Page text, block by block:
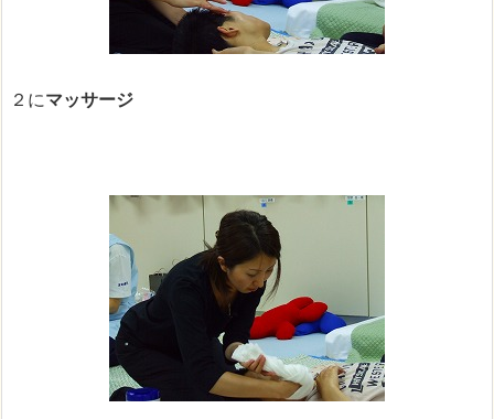
２にマッサージ